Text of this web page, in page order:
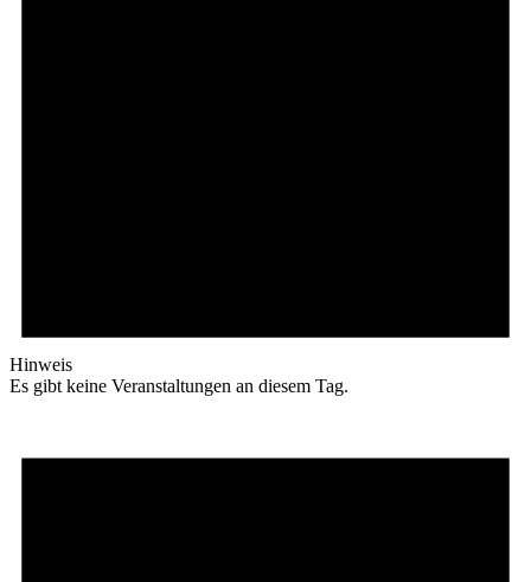
Hinweis
Es gibt keine Veranstaltungen an diesem Tag.